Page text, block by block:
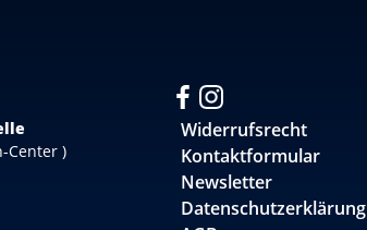
Center )
Widerrufsrecht
Kontaktformular
Newsletter
Datenschutzerklärung